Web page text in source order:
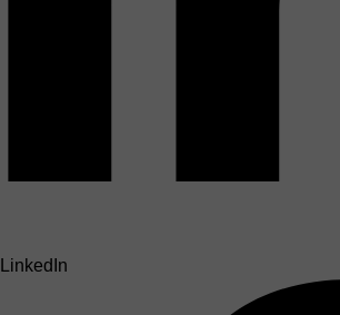
LinkedIn